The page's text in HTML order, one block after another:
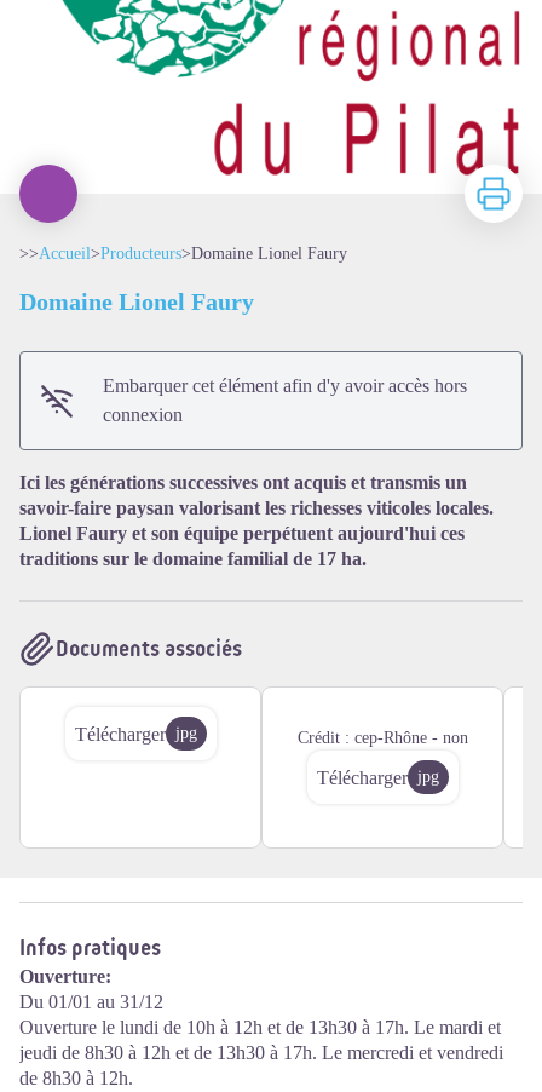
Voir l'image en plein écran
Imprimer
>>Accueil>Producteurs>Domaine Lionel Faury
Domaine Lionel Faury
Embarquer cet élément afin d'y avoir accès hors
connexion
Ici les générations successives ont acquis et transmis un
savoir-faire paysan valorisant les richesses viticoles locales.
Lionel Faury et son équipe perpétuent aujourd'hui ces
traditions sur le domaine familial de 17 ha.
Documents associés
Télécharger jpg Crédit : cep-Rhône - non
Télécharger jpg
Infos pratiques
Ouverture:
Du 01/01 au 31/12
Ouverture le lundi de 10h à 12h et de 13h30 à 17h. Le mardi et
jeudi de 8h30 à 12h et de 13h30 à 17h. Le mercredi et vendredi
de 8h30 à 12h.